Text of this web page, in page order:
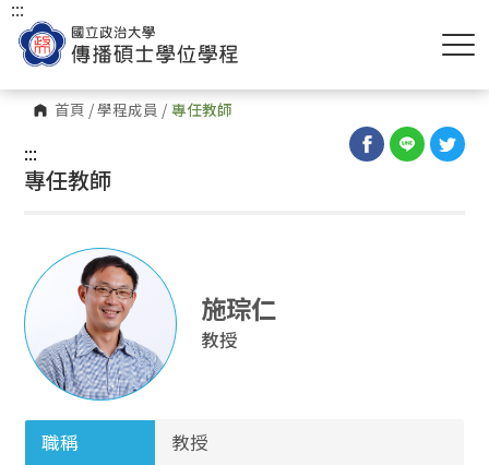
首頁 /學程成員 / 專任教師
:::
:::
專任教師
施琮仁
教授
職稱
教授